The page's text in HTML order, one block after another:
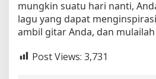
mungkin suatu hari nanti,
lagu yang dapat
ambil gitar Anda, dan
Post Views: 3,731